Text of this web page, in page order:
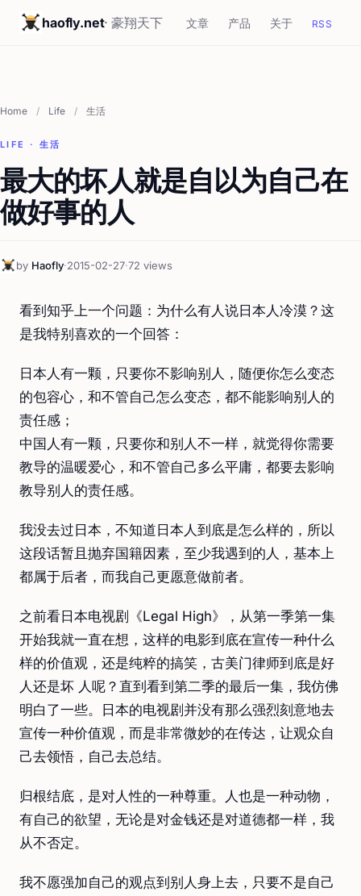
haofly.net· 豪翔天下 文章 产品 关于 RSS
Home / Life / 生活
LIFE · 生活
最大的坏人就是自以为自己在
做好事的人
by Haofly·2015-02-27·72 views
看到知乎上一个问题：为什么有人说日本人冷漠？这
是我特别喜欢的一个回答：
日本人有一颗，只要你不影响别人，随便你怎么变态
的包容心，和不管自己怎么变态，都不能影响别人的
责任感；
中国人有一颗，只要你和别人不一样，就觉得你需要
教导的温暖爱心，和不管自己多么平庸，都要去影响
教导别人的责任感。
我没去过日本，不知道日本人到底是怎么样的，所以
这段话暂且抛弃国籍因素，至少我遇到的人，基本上
都属于后者，而我自己更愿意做前者。
之前看日本电视剧《Legal High》，从第一季第一集
开始我就一直在想，这样的电影到底在宣传一种什么
样的价值观，还是纯粹的搞笑，古美门律师到底是好
人还是坏 人呢？直到看到第二季的最后一集，我仿佛
明白了一些。日本的电视剧并没有那么强烈刻意地去
宣传一种价值观，而是非常微妙的在传达，让观众自
己去领悟，自己去总结。
归根结底，是对人性的一种尊重。人也是一种动物，
有自己的欲望，无论是对金钱还是对道德都一样，我
从不否定。
我不愿强加自己的观点到别人身上去，只要不是自己